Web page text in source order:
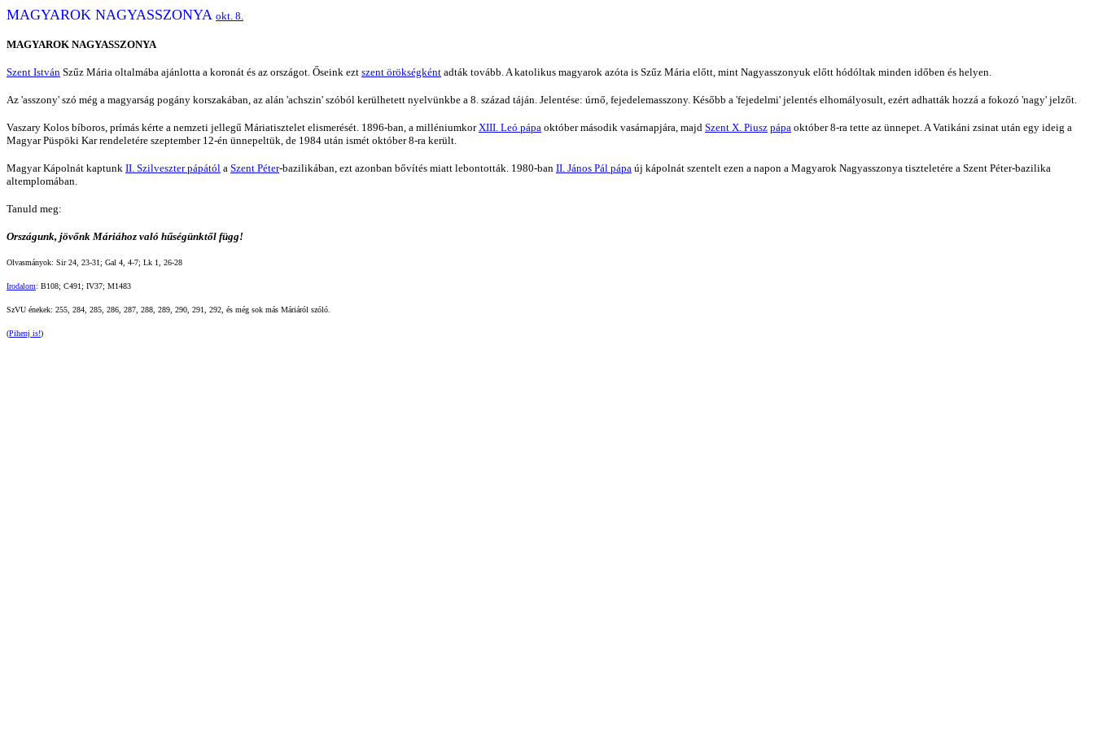
MAGYAROK NAGYASSZONYA okt. 8.
MAGYAROK NAGYASSZONYA
Szent István Szűz Mária oltalmába ajánlotta a koronát és az országot. Őseink ezt szent örökségként adták tovább. A katolikus magyarok azóta is Szűz Mária előtt, mint Nagyasszonyuk előtt hódóltak minden időben és helyen.
Az 'asszony' szó még a magyarság pogány korszakában, az alán 'achszin' szóból kerülhetett nyelvünkbe a 8. század táján. Jelentése: úrnő, fejedelemasszony. Később a 'fejedelmi' jelentés elhomályosult, ezért adhatták hozzá a fokozó 'nagy' jelzőt.
Vaszary Kolos bíboros, prímás kérte a nemzeti jellegű Máriatisztelet elismerését. 1896-ban, a milléniumkorXIII. Leó pápa október második vasárnapjára, majd Szent X. Piusz pápa október 8-ra tette az ünnepet. A Vatikáni zsinat után egy ideig a
Magyar Püspöki Kar rendeletére szeptember 12-én ünnepeltük, de 1984 után ismét október 8-ra került.
Magyar Kápolnát kaptunk II. Szilveszter pápától a Szent Péter-bazilikában, ezt azonban bővítés miatt lebontották. 1980-ban II. János Pál pápa új kápolnát szentelt ezen a napon a Magyarok Nagyasszonya tiszteletére a Szent Péter-bazilika
altemplomában.
Tanuld meg:
Országunk, jövőnk Máriához való hűségünktől függ!
Olvasmányok: Sir 24, 23-31; Gal 4, 4-7; Lk 1, 26-28
Irodalom: B108; C491; IV37; M1483
SzVU énekek: 255, 284, 285, 286, 287, 288, 289, 290, 291, 292, és még sok más Máriáról szóló.
(Pihenj is!)